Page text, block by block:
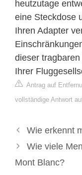
heutzutage
eine Steckdose
Ihren Adapter
dieser
Ihrer
Antrag auf
vollständige Antwort
Wie erkennt
Wie viele
Mont Blanc?